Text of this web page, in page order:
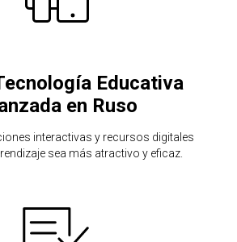
Educativa
en Ruso
interactivas y recursos digitales
sea más atractivo y eficaz.